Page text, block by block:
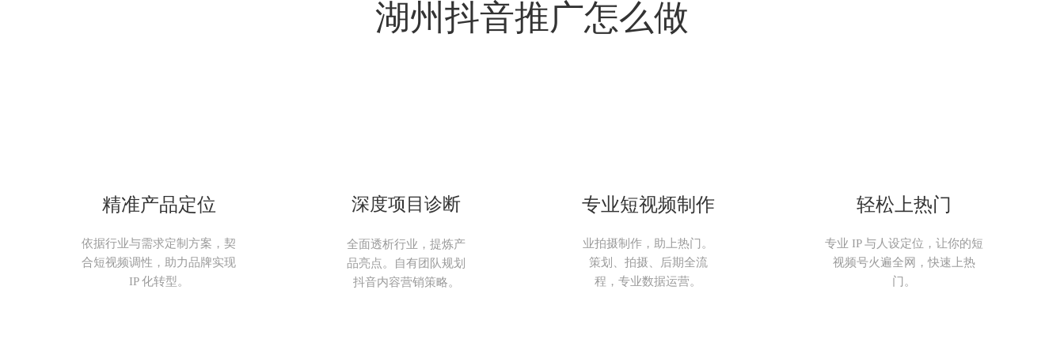
湖州抖音推广怎么做
精准产品定位
依据行业与需求定制方案，契
合短视频调性，助力品牌实现
IP 化转型。
深度项目诊断
全面透析行业，提炼产
品亮点。自有团队规划
抖音内容营销策略。
专业短视频制作
业拍摄制作，助上热门。
策划、拍摄、后期全流
程，专业数据运营。
轻松上热门
专业 IP 与人设定位，让你的短
视频号火遍全网，快速上热
门。